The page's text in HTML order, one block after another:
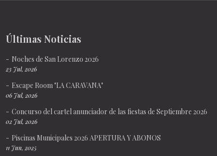
Últimas Noticias
Noches de San Lorenzo 2026
23 Jul, 2026
Escape Room "LA CARAVANA"
06 Jul, 2026
Concurso del cartel anunciador de las fiestas de Septiembre 2026
02 Jul, 2026
Piscinas Municipales 2026 APERTURA Y ABONOS
11 Jun, 2025